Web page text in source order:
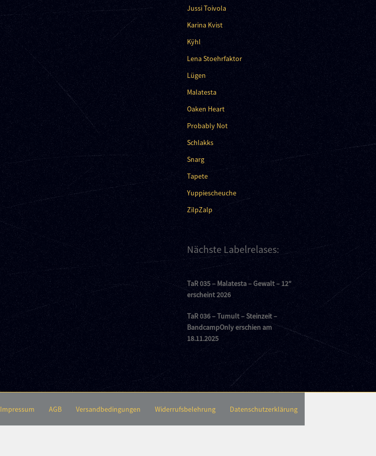
Jussi Toivola
Karina Kvist
Kÿhl
Lena Stoehrfaktor
Lügen
Malatesta
Oaken Heart
Probably Not
Schlakks
Snarg
Tapete
Yuppiescheuche
ZilpZalp
Nächste Labelrelases:
TaR 035 – Malatesta – Gewalt – 12″
erscheint 2026
TaR 036 – Tumult – Steinzeit –
BandcampOnly erschien am
18.11.2025
Impressum AGB Versandbedingungen Widerrufsbelehrung Datenschutzerklärung